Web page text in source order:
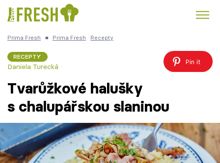
Česká kuchyně
Témata
Recepty
Prima Fresh ■ Prima Fresh Recepty
RECEPTY
Daniela Turecká
Pin it
Tvarůžkové halušky
s chalupářskou slaninou